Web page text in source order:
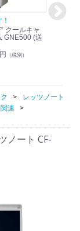
クールキャ
GNE500 (送
（税別）
即納可
レッツノート
連
ノート CF-